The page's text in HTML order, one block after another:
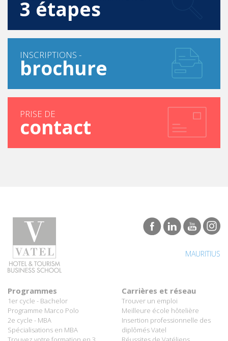
INSCRIPTIONS -
brochure
PRISE DE
contact
MAURITIUS
Programmes
Programme Marco Polo
2e cycle - MBA
Spécialisations en MBA
Trouvez votre formation en 3
étapes
Meilleure école hôtelière
Insertion professionnelle des
diplômés Vatel
Réussites de Vatéliens